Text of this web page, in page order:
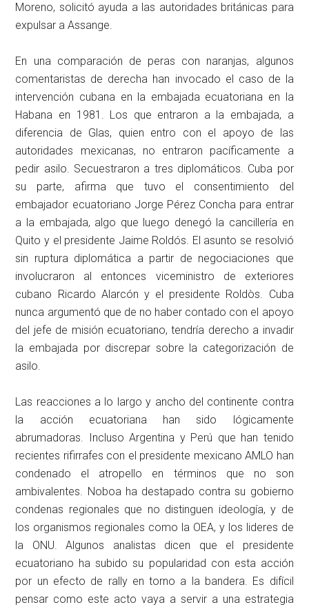
Moreno, solicitó ayuda a las autoridades británicas para
expulsar a Assange.
En una comparación de peras con naranjas, algunos
comentaristas de derecha han invocado el caso de la
intervención cubana en la embajada ecuatoriana en la
Habana en 1981. Los que entraron a la embajada, a
diferencia de Glas, quien entro con el apoyo de las
autoridades mexicanas, no entraron pacíficamente a
pedir asilo. Secuestraron a tres diplomáticos. Cuba por
su parte, afirma que tuvo el consentimiento del
embajador ecuatoriano Jorge Pérez Concha para entrar
a la embajada, algo que luego denegó la cancillería en
Quito y el presidente Jaime Roldós. El asunto se resolvió
sin ruptura diplomática a partir de negociaciones que
involucraron al entonces viceministro de exteriores
cubano Ricardo Alarcón y el presidente Roldòs. Cuba
nunca argumentó que de no haber contado con el apoyo
del jefe de misión ecuatoriano, tendría derecho a invadir
la embajada por discrepar sobre la categorización de
asilo.
Las reacciones a lo largo y ancho del continente contra
la acción ecuatoriana han sido lógicamente
abrumadoras. Incluso Argentina y Perú que han tenido
recientes rifirrafes con el presidente mexicano AMLO han
condenado el atropello en términos que no son
ambivalentes. Noboa ha destapado contra su gobierno
condenas regionales que no distinguen ideología, y de
los organismos regionales como la OEA, y los lideres de
la ONU. Algunos analistas dicen que el presidente
ecuatoriano ha subido su popularidad con esta acción
por un efecto de rally en torno a la bandera. Es difícil
pensar como este acto vaya a servir a una estrategia